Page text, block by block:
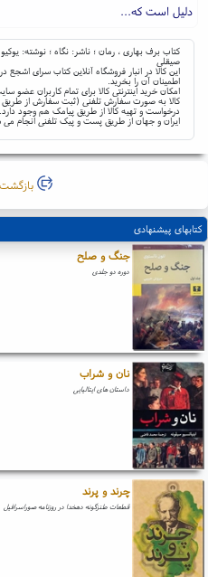
دلیل است که...
کتاب برف بهاری ، رمان ؛ ناشر: نگاه ؛ نوشته:
صیقلی
این کالا در انبار فروشگاه آنلاین کتاب سرای
اطمینان آن را بخرید.
امکان خرید اینترنتی کالا برای تمام کاربران
کالا به صورت سفارش تلفنی (ثبت سفارش از طریق
درخواست و تهیه کالا از طریق پیامک هم وجود
ایران و جهان از طریق پست و پیک تلفنی انجام
بازگشت
کتابهای پیشنهادی
جنگ و صلح
دوره دو جلدی
نان و شراب
داستان های ایتالیایی
چرند و پرند
قطعات طنزگونه دهخدا در روزنامه صوراسرافیل